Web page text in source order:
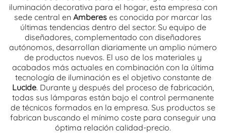
iluminación decorativa para el hogar, esta empresa con
sede central en Amberes es conocida por marcar las
últimas tendencias dentro del sector. Su equipo de
diseñadores, complementado con diseñadores
autónomos, desarrollan diariamente un amplio número
de productos nuevos. El uso de los materiales y
acabados más actuales en combinación con la última
tecnología de iluminación es el objetivo constante de
Lucide. Durante y después del proceso de fabricación,
todas sus lámparas están bajo el control permanente
de técnicos formados en la empresa. Sus productos se
fabrican buscando el mínimo coste para conseguir una
óptima relación calidad-precio.